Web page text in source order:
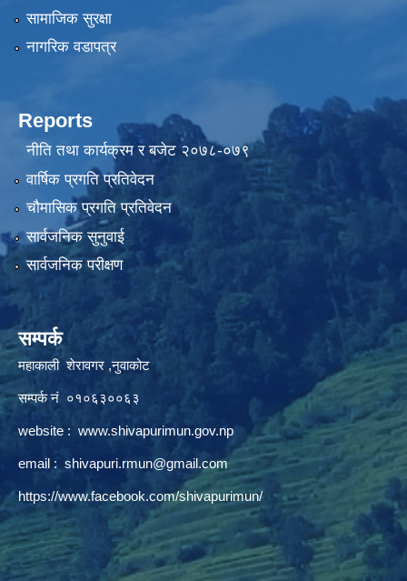
सामाजिक सुरक्षा
नागरिक वडापत्र
Reports
नीति तथा कार्यक्रम र बजेट २०७८-०७९
वार्षिक प्रगति प्रतिवेदन
चौमासिक प्रगति प्रतिवेदन
सार्वजनिक सुनुवाई
सार्वजनिक परीक्षण
सम्पर्क
महाकाली शेरावगर ,नुवाकोट
सम्पर्क नं ०१०६३००६३
website : www.shivapurimun.gov.np
email : shivapuri.rmun@gmail.com
https://www.facebook.com/shivapurimun/